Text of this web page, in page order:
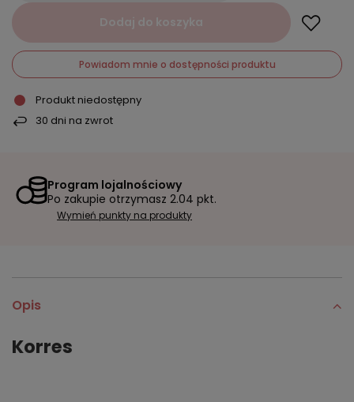
Dodaj do koszyka
Powiadom mnie o dostępności produktu
Produkt niedostępny
30 dni na zwrot
Program lojalnościowy
Po zakupie otrzymasz 2.04 pkt.
Wymień punkty na produkty
Opis
Korres